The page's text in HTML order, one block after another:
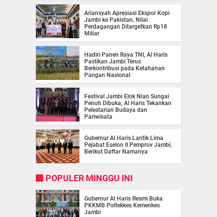
Ariansyah Apresiasi Ekspor Kopi
Jambi ke Pakistan, Nilai
Perdagangan Ditargetkan Rp18
Miliar
Hadiri Panen Raya TNI, Al Haris
Pastikan Jambi Terus
Berkontribusi pada Ketahanan
Pangan Nasional
Festival Jambi Elok Nian Sungai
Penuh Dibuka, Al Haris Tekankan
Pelestarian Budaya dan
Pariwisata
Gubernur Al Haris Lantik Lima
Pejabat Eselon II Pemprov Jambi,
Berikut Daftar Namanya
POPULER MINGGU INI
Gubernur Al Haris Resmi Buka
PKKMB Poltekkes Kemenkes
Jambi